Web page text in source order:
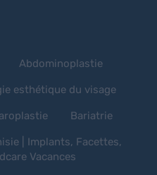
Abdominoplastie
esthétique du visage
Bariatrie
| Implants, Facettes,
Vacances